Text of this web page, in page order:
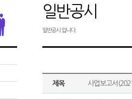
일반공시
일반공시 입니다.
제목 사업보고서